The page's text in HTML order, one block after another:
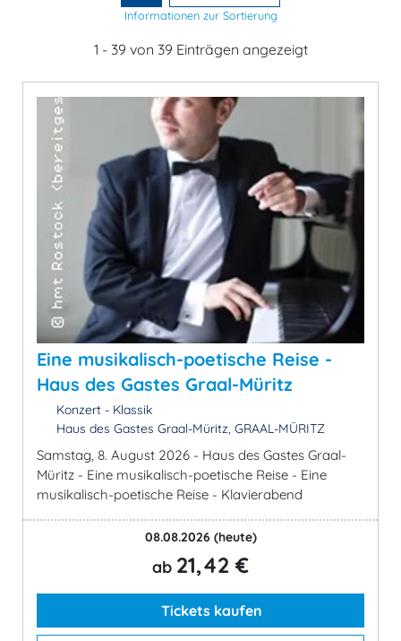
Informationen zur Sortierung
1 - 39 von 39 Einträgen angezeigt
Eine musikalisch-poetische Reise -
Haus des Gastes Graal-Müritz
Konzert - Klassik
Haus des Gastes Graal-Müritz, GRAAL-MÜRITZ
Samstag, 8. August 2026 - Haus des Gastes Graal-
Müritz - Eine musikalisch-poetische Reise - Eine
musikalisch-poetische Reise - Klavierabend
08.08.2026 (heute)
ab 21,42 €
Tickets kaufen